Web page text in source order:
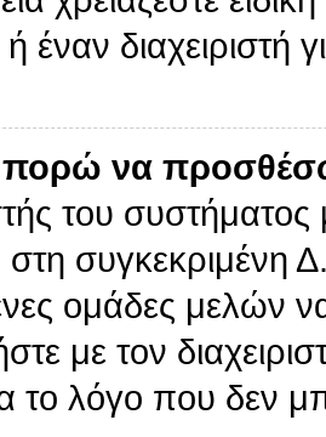
έναν διαχειριστή
μπορώ να
του
συγκεκριμένη
ομάδες μελών
με τον
το λόγο που δεν